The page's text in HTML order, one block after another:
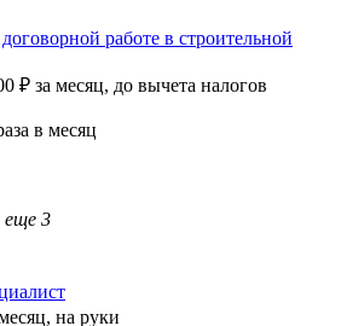
работе в строительной
₽ за месяц, до вычета налогов
в месяц
еще 3
на руки